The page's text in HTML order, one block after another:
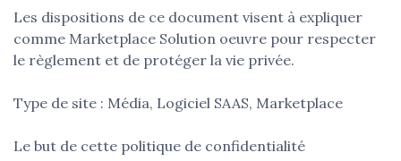
Les dispositions de ce document visent à expliquer
comme Marketplace Solution oeuvre pour respecter
le règlement et de protéger la vie privée.
Type de site : Média, Logiciel SAAS, Marketplace
Le but de cette politique de confidentialité